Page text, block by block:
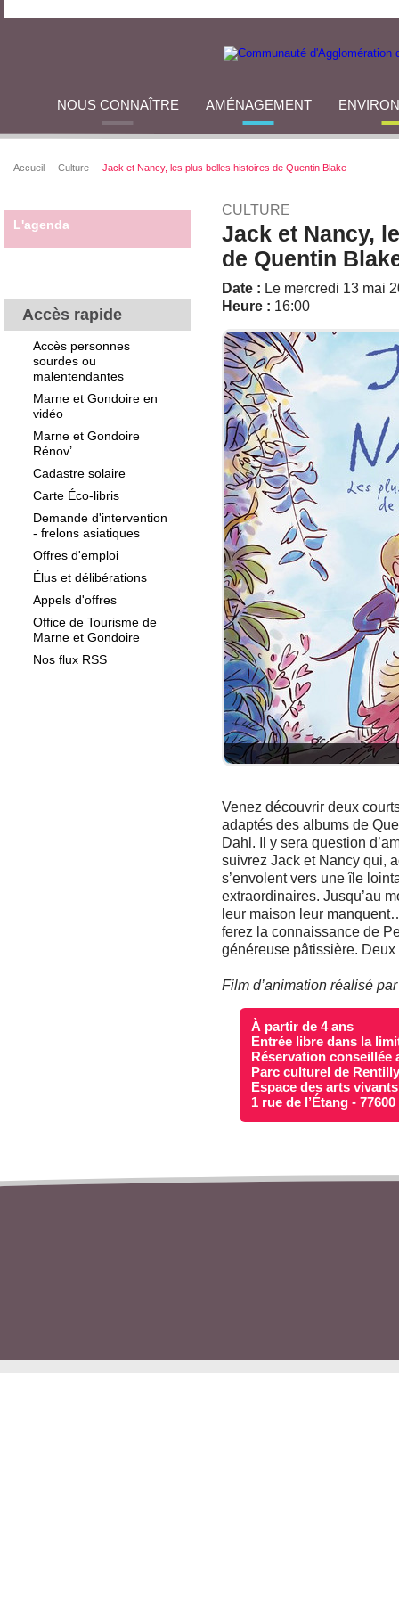
NOUS CONNAÎTRE AMÉNAGEMENT
Accueil Culture Jack et Nancy, les plus belles histoires de Quentin Blake
L'agenda
Accès rapide
Accès personnes
sourdes ou
malentendantes
Marne et Gondoire en
vidéo
Marne et Gondoire
Rénov’
Cadastre solaire
Carte Éco-libris
Demande d'intervention
- frelons asiatiques
Offres d'emploi
Élus et délibérations
Appels d'offres
Office de Tourisme de
Marne et Gondoire
Nos flux RSS
CULTURE
Jack et Nancy,
de Quentin
Date : Le mercredi 13 mai
Heure : 16:00
Venez découvrir deux
adaptés des albums de
Dahl. Il y sera question
suivrez Jack et Nancy qui,
s’envolent vers une île
extraordinaires. Jusqu’au
leur maison leur
ferez la connaissance de
généreuse pâtissière.
Film d’animation réalisé
À partir de 4 ans
Entrée libre dans la
Réservation conseillée
Parc culturel de
Espace des arts vivants
1 rue de l’Étang -